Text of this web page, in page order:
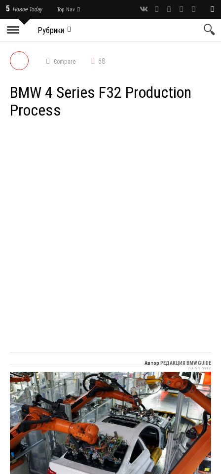
5 Новое Today Top Nav
Рубрики
Compare 68
BMW 4 Series F32 Production
Process
АвторРЕДАКЦИЯ BMW GUIDE
04.02.2016